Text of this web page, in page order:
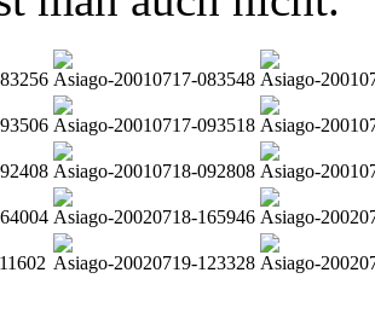
Asiago-20010717-083548 Asiago-
Asiago-20010717-093518 Asiago-
Asiago-20010718-092808 Asiago-
Asiago-20020718-165946 Asiago-
Asiago-20020719-123328 Asiago-